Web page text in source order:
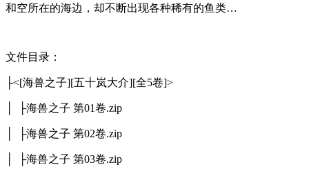
和空所在的海边，却不断出现各种稀有的鱼类…
文件目录：
├<[海兽之子][五十岚大介][全5卷]>
│ ├海兽之子 第01卷.zip
│ ├海兽之子 第02卷.zip
│ ├海兽之子 第03卷.zip